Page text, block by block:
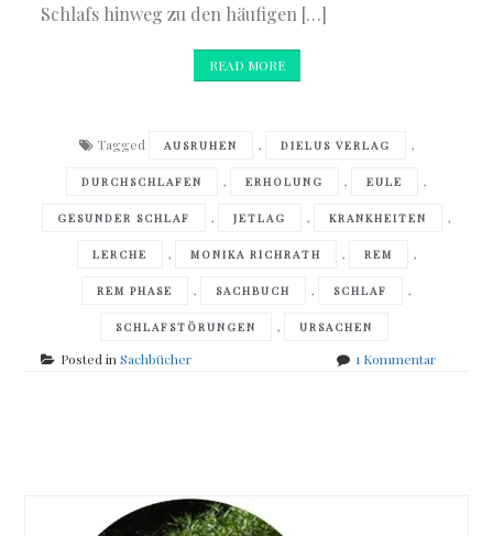
Schlafs hinweg zu den häufigen […]
READ MORE
Tagged AUSRUHEN , DIELUS VERLAG ,
DURCHSCHLAFEN , ERHOLUNG , EULE ,
GESUNDER SCHLAF , JETLAG , KRANKHEITEN ,
LERCHE , MONIKA RICHRATH , REM ,
REM PHASE , SACHBUCH , SCHLAF ,
SCHLAFSTÖRUNGEN , URSACHEN
Posted inSachbücher 1 Kommentarzu
navigation